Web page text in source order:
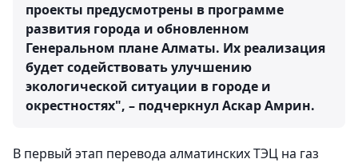
проекты предусмотрены в программе
развития города и обновленном
Генеральном плане Алматы. Их реализация
будет содействовать улучшению
экологической ситуации в городе и
окрестностях", – подчеркнул Аскар Амрин.
В первый этап перевода алматинских ТЭЦ на газ